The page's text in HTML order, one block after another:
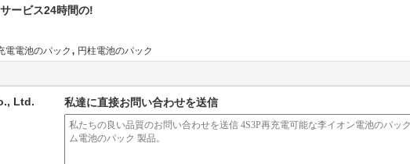
ービス24時間の!
電電池のパック , 円柱電池のパック
Ltd. 私達に直接お問い合わせを送信